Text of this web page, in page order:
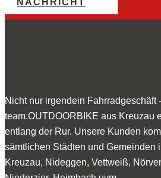
Nicht nur irgendein Fahrradgeschäft
team.OUTDOORBIKE aus Kreuzau
entlang der Rur. Unsere Kunden
sämtlichen Städten und Gemeinden
Kreuzau, Nideggen, Vettweiß,